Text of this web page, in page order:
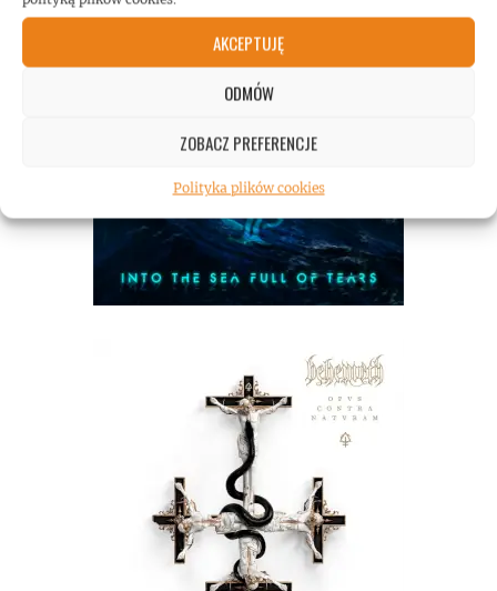
AKCEPTUJĘ
ODMÓW
ZOBACZ PREFERENCJE
Polityka plików cookies